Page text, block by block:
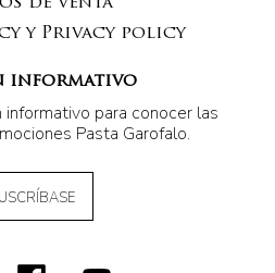
de venta
y Privacy policy
informativo
para conocer las
Pasta Garofalo.